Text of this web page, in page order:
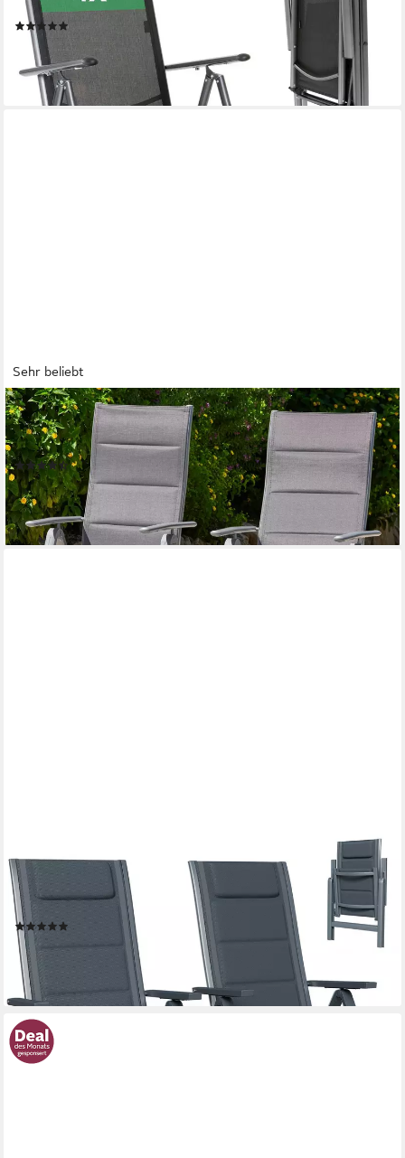
bis 120 kg
129,90 € UVP 299,90 €
-57%
lieferbar - in 2-3 Werktagen bei dir
Sehr beliebt
MERXX
Gartenstuhl Taviano (Set, 2 St), 2er Set, Alu/Textil, verstellbar,
silber
(110)
116,19 € UVP308,90 €
-62%
lieferbar - in 4-5 Werktagen bei dir
Gartenstuhl Gartenstühle Faltbarer Liegesessel Hochlehner Alu
7-fach verstellbar (Set, 2 St), Bis 120 kg, Stabile Gartenstühle mit
Rückenlehne & Armlehnen
(10)
ab 148,56 € UVP 399,99 €
-63%
lieferbar - in 5-6 Werktagen bei dir